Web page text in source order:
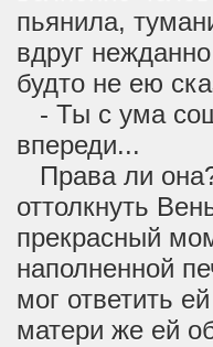
пьянила,
вдруг
будто не ею
- Ты с ума
впереди...
Права ли
оттолкнуть
прекрасный
наполненной
мог ответить
матери же ей